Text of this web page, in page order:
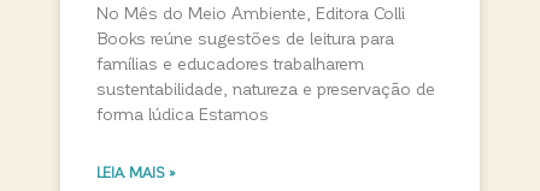
No Mês do Meio Ambiente, Editora Colli
Books reúne sugestões de leitura para
famílias e educadores trabalharem
sustentabilidade, natureza e preservação de
forma lúdica Estamos
LEIA MAIS »